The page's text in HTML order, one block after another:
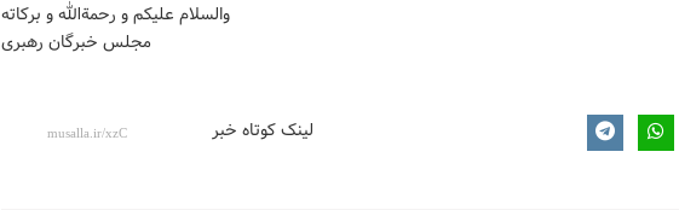
والسلام علیکم و رحمةالله و برکاته
مجلس خبرگان رهبری
لینک کوتاه خبر